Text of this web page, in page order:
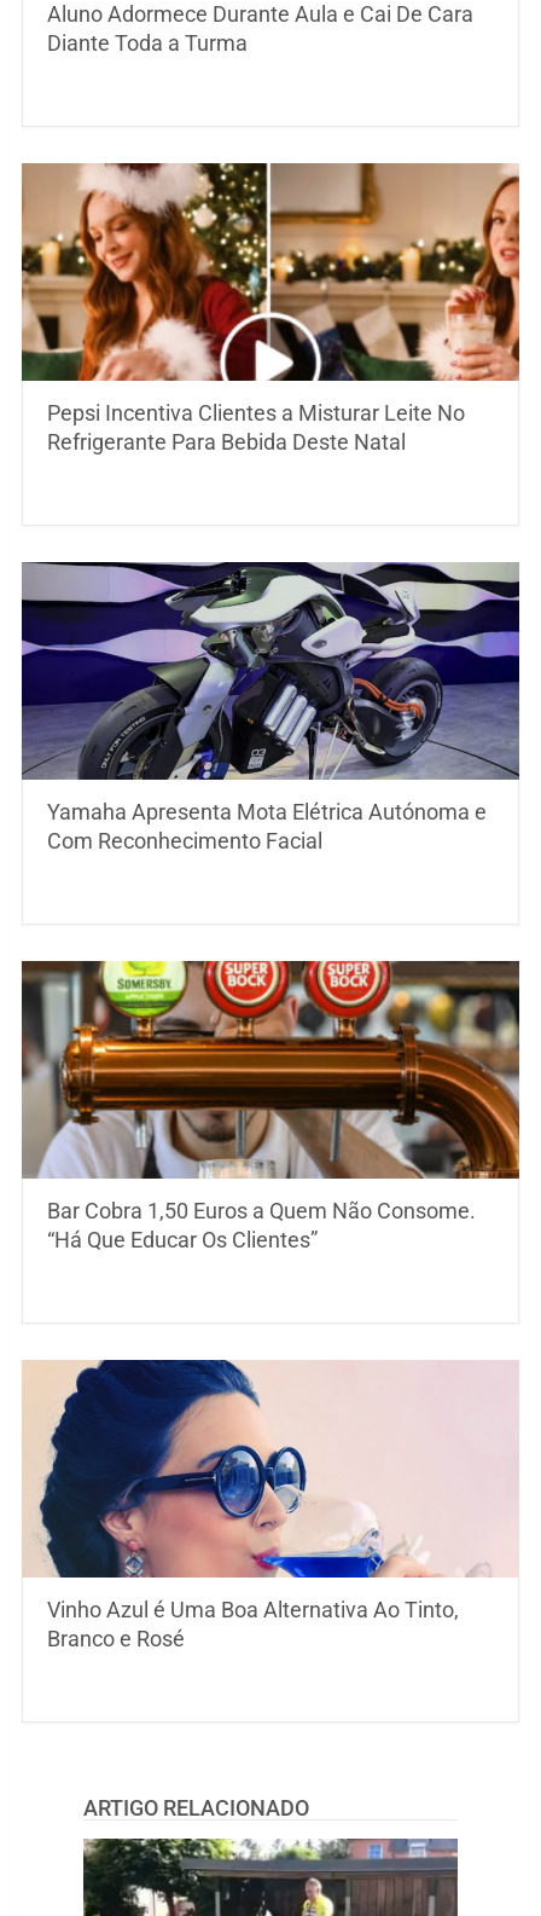
Aluno Adormece Durante Aula e Cai De Cara
Diante Toda a Turma
Pepsi Incentiva Clientes a Misturar Leite No
Refrigerante Para Bebida Deste Natal
Yamaha Apresenta Mota Elétrica Autónoma e
Com Reconhecimento Facial
Bar Cobra 1,50 Euros a Quem Não Consome.
“Há Que Educar Os Clientes”
Vinho Azul é Uma Boa Alternativa Ao Tinto,
Branco e Rosé
ARTIGO RELACIONADO